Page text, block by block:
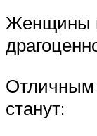
Женщины
Отличным
станут: